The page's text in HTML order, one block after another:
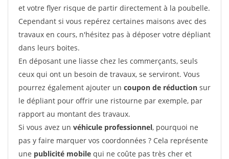
et votre flyer risque de partir directement à la poubelle.
Cependant si vous repérez certaines maisons avec des
travaux en cours, n'hésitez pas à déposer votre dépliant
dans leurs boites.
En déposant une liasse chez les commerçants, seuls
ceux qui ont un besoin de travaux, se serviront. Vous
pourrez également ajouter un coupon de réduction sur
le dépliant pour offrir une ristourne par exemple, par
rapport au montant des travaux.
Si vous avez un véhicule professionnel, pourquoi ne
pas y faire marquer vos coordonnées ? Cela représente
une publicité mobile qui ne coûte pas très cher et